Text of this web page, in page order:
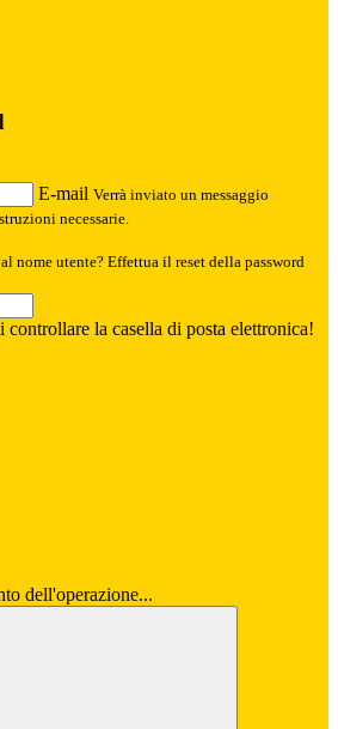
E-mail Verrà inviato un messaggio
necessarie.
nome utente? Effettua il reset della password
la casella di posta elettronica!
dell'operazione...